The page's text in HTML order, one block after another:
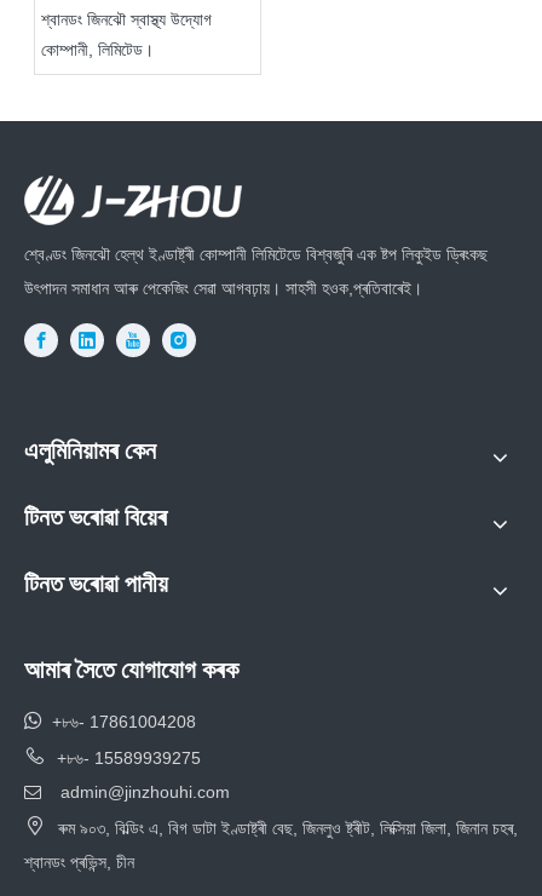
শ্বানডং জিনঝৌ স্বাস্থ্য উদ্যোগ
কোম্পানী, লিমিটেড।
শ্বেণ্ডং জিনঝৌ হেল্থ ইণ্ডাষ্ট্ৰী কোম্পানী লিমিটেডে বিশ্বজুৰি এক ষ্টপ লিকুইড ড্ৰিংকছ
উৎপাদন সমাধান আৰু পেকেজিং সেৱা আগবঢ়ায়। সাহসী হওক,প্ৰতিবাৰেই।
এলুমিনিয়ামৰ কেন
টিনত ভৰোৱা বিয়েৰ
টিনত ভৰোৱা পানীয়
আমাৰ সৈতে যোগাযোগ কৰক
 +৮৬- 17861004208
 +৮৬- 15589939275
 admin@jinzhouhi.com
ৰুম ৯০৩, বিল্ডিং এ, বিগ ডাটা ইণ্ডাষ্ট্ৰী বেছ, জিনলুও ষ্ট্ৰীট, লিক্সিয়া জিলা, জিনান চহৰ,
শ্বানডং প্ৰভিন্স, চীন